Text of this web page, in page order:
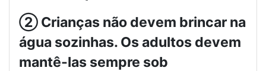
② Crianças não devem brincar na
água sozinhas. Os adultos devem
mantê-las sempre sob